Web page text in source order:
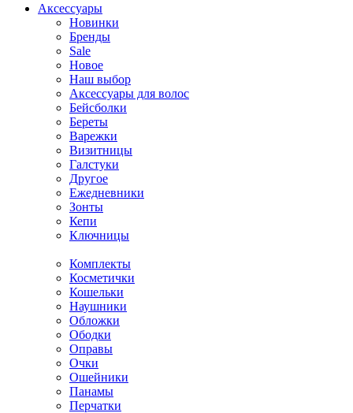
Аксессуары
Новинки
Бренды
Sale
Новое
Наш выбор
Аксессуары для волос
Бейсболки
Береты
Варежки
Визитницы
Галстуки
Другое
Ежедневники
Зонты
Кепи
Ключницы
Комплекты
Косметички
Кошельки
Наушники
Обложки
Ободки
Оправы
Очки
Ошейники
Панамы
Перчатки